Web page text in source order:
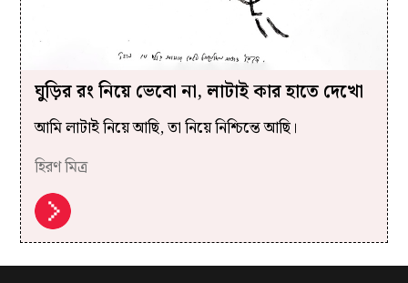
ঘুড়ির রং নিয়ে ভেবো না, লাটাই কার হাতে দেখো
আমি লাটাই নিয়ে আছি, তা নিয়ে নিশ্চিন্তে আছি।
হিরণ মিত্র